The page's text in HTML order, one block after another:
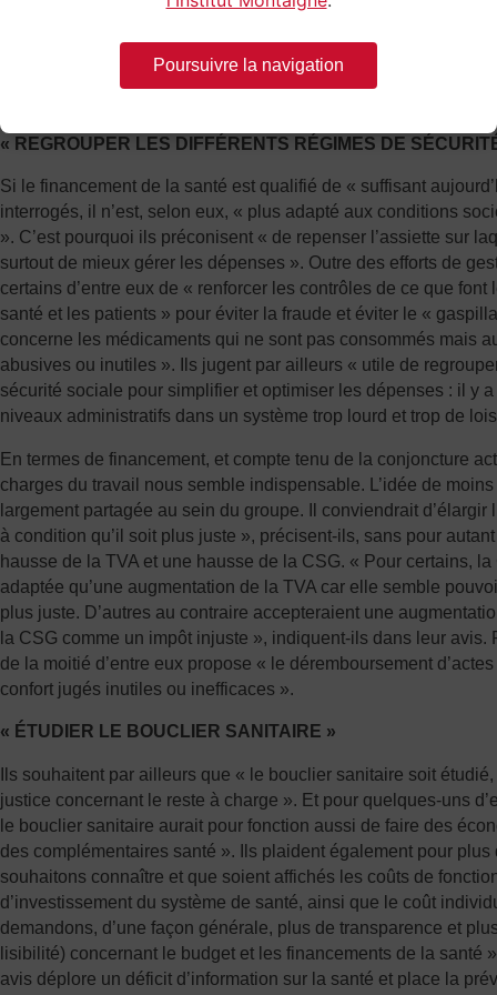
public. Ce recentrage s’inscrirait dans une meilleure
hôpital et clinique privée. Cela permettrait une rentabilité des
« REGROUPER LES DIFFÉRENTS RÉGIMES DE
Si le financement de la santé est qualifié de « suffisant
interrogés, il n’est, selon eux, « plus adapté aux conditions
». C’est pourquoi ils préconisent « de repenser l’assiette sur
surtout de mieux gérer les dépenses ». Outre des efforts de
certains d’entre eux de « renforcer les contrôles de ce que
santé et les patients » pour éviter la fraude et éviter le «
concerne les médicaments qui ne sont pas consommés mais
abusives ou inutiles ». Ils jugent par ailleurs « utile de
sécurité sociale pour simplifier et optimiser les dépenses : il y a
niveaux administratifs dans un système trop lourd et trop de
En termes de financement, et compte tenu de la conjoncture
charges du travail nous semble indispensable. L’idée de
largement partagée au sein du groupe. Il conviendrait d’élargir
à condition qu’il soit plus juste », précisent-ils, sans pour
hausse de la TVA et une hausse de la CSG. « Pour certains,
adaptée qu’une augmentation de la TVA car elle semble
plus juste. D’autres au contraire accepteraient une
la CSG comme un impôt injuste », indiquent-ils dans leur avis.
de la moitié d’entre eux propose « le déremboursement
confort jugés inutiles ou inefficaces ».
« ÉTUDIER LE BOUCLIER SANITAIRE »
Ils souhaitent par ailleurs que « le bouclier sanitaire soit
justice concernant le reste à charge ». Et pour quelques-uns
le bouclier sanitaire aurait pour fonction aussi de faire des
des complémentaires santé ». Ils plaident également pour
souhaitons connaître et que soient affichés les coûts de
d’investissement du système de santé, ainsi que le coût
demandons, d’une façon générale, plus de transparence et
lisibilité) concernant le budget et les financements de la santé
avis déplore un déficit d’information sur la santé et place la
Poursuivre la navigation